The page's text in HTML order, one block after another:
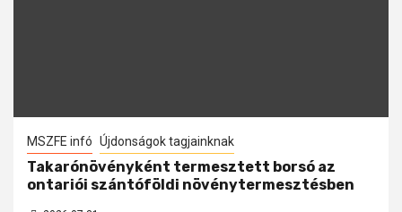
MSZFE infó Újdonságok tagjainknak
Takarónövényként termesztett borsó az
ontariói szántóföldi növénytermesztésben